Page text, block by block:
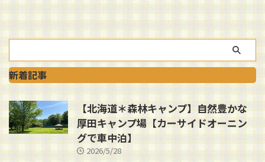
新着記事
【北海道＊森林キャンプ】自然豊かな
厚田キャンプ場【カーサイドオーニン
グで車中泊】
2026/5/28